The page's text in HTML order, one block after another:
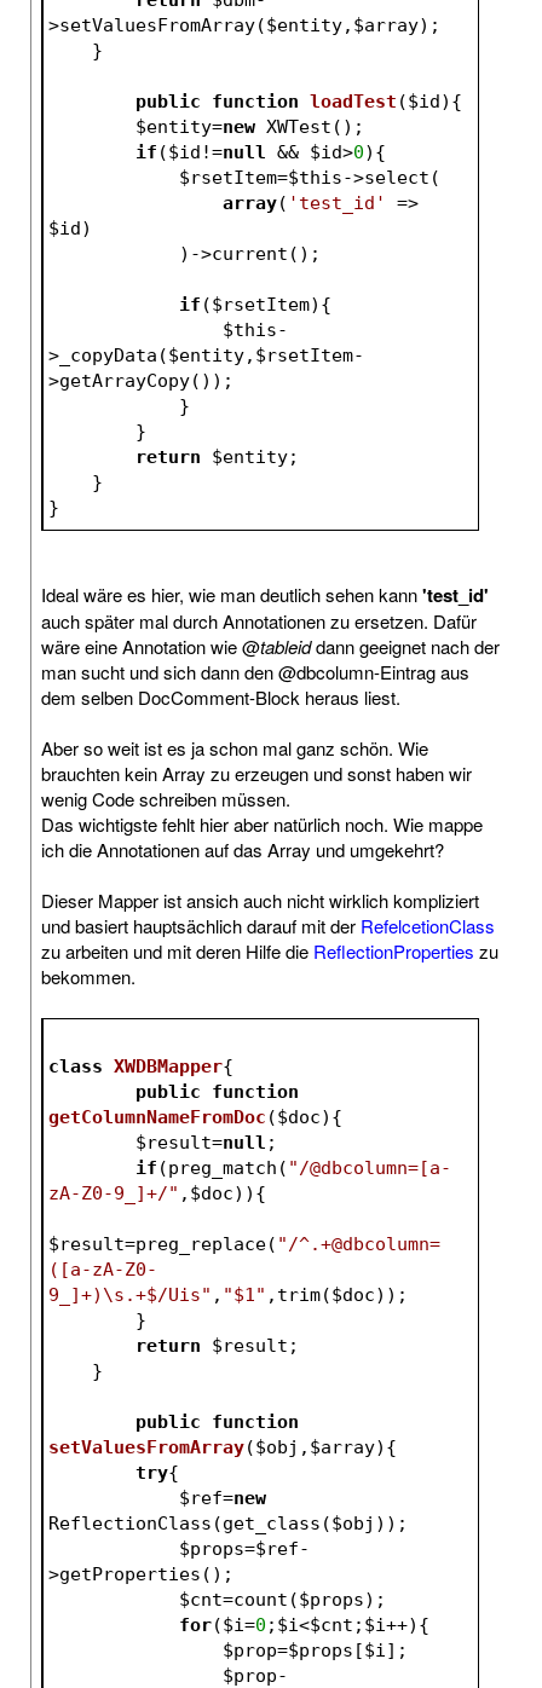
>setValuesFromArray($entity, $array);
    }
public function loadTest ($id) {
$entity=new XWTest();
if ($id !=null && $id>0){
$rsetItem=$this->select(
array( 'test_id'
$id)
            )->current();
if ($rsetItem){
$this-
>_copyData($entity, $rsetItem-
>getArrayCopy());
            }
        }
return
$entity;
    }
}
Ideal wäre es hier, wie man deutlich sehen kann'test_id'
auch später mal durch Annotationen zu ersetzen. Dafür
wäre eine Annotation wie @tableiddann geeignet nach der
man sucht und sich dann den @dbcolumn-Eintrag aus
dem selben DocComment-Block heraus liest.
Aber so weit ist es ja schon mal ganz schön. Wie
brauchten kein Array zu erzeugen und sonst haben wir
wenig Code schreiben müssen.
Das wichtigste fehlt hier aber natürlich noch. Wie mappe
ich die Annotationen auf das Array und umgekehrt?
Dieser Mapper ist ansich auch nicht wirklich kompliziert
und basiert hauptsächlich darauf mit der RefelcetionClass
zu arbeiten und mit deren Hilfe die ReflectionProperties zu
bekommen.
class XWDBMapper{
public
function
getColumnNameFromDoc ($doc) {
$result=null ;
if (preg_match( "/@dbcolumn=[a-
zA-Z0-9_]+/" , $doc)){
$result=preg_replace( "/^.+@dbcolumn=
([a-zA-Z0-
9_]+)\s.+$/Uis" , "$1" ,trim($doc));
        }
return
$result ;
    }
public
function
setValuesFromArray($obj , $array) {
try{
$ref=new
ReflectionClass(get_class($obj ));
$props=$ref-
>getProperties();
$cnt=count($props);
for($i=0 ; $i<$cnt ; $i++){
$prop=$props [$i];
$prop-